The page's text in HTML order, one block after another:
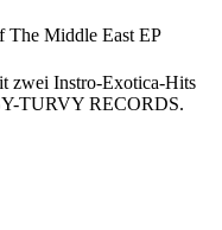
The Middle East EP
zwei Instro-Exotica-Hits
TURVY RECORDS.